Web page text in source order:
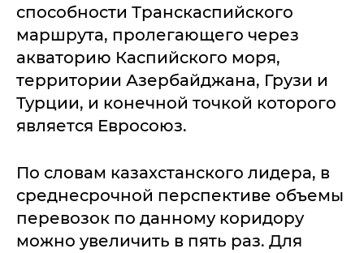
способности Транскаспийского
маршрута, пролегающего через
акваторию Каспийского моря,
территории Азербайджана, Грузи и
Турции, и конечной точкой которого
является Евросоюз.
По словам казахстанского лидера, в
среднесрочной перспективе объемы
перевозок по данному коридору
можно увеличить в пять раз. Для